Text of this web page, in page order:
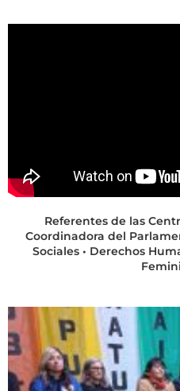
Referentes de las
Coordinadora del
Sociales • Derechos